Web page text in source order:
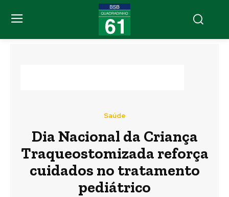
Saúde
Dia Nacional da Criança
Traqueostomizada reforça
cuidados no tratamento
pediátrico